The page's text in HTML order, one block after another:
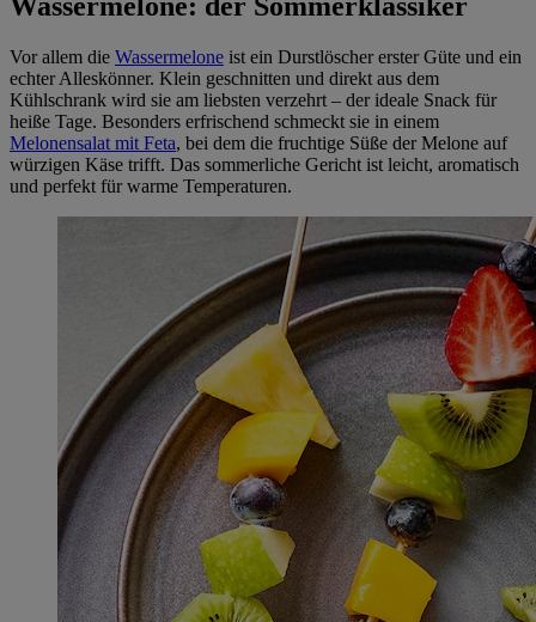
Wassermelone: der Sommerklassiker
Vor allem die Wassermelone ist ein Durstlöscher erster Güte und ein
echter Alleskönner. Klein geschnitten und direkt aus dem
Kühlschrank wird sie am liebsten verzehrt – der ideale Snack für
heiße Tage. Besonders erfrischend schmeckt sie in einem
Melonensalat mit Feta, bei dem die fruchtige Süße der Melone auf
würzigen Käse trifft. Das sommerliche Gericht ist leicht, aromatisch
und perfekt für warme Temperaturen.